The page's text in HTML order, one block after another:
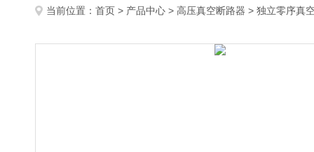
当前位置： 首页 > 产品中心 > 高压真空断路器 > 独立零序真